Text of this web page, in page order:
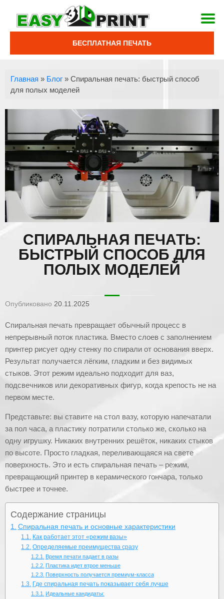
БЕСПЛАТНАЯ ПЕЧАТЬ
Главная » Блог »Спиральная печать: быстрый способ
для полых моделей
СПИРАЛЬНАЯ ПЕЧАТЬ:
БЫСТРЫЙ СПОСОБ ДЛЯ
ПОЛЫХ МОДЕЛЕЙ
Опубликовано 20.11.2025
Спиральная печать превращает обычный процесс в
непрерывный поток пластика. Вместо слоев с заполнением
принтер рисует одну стенку по спирали от основания вверх.
Результат получается лёгким, гладким и без видимых
стыков. Этот режим идеально подходит для ваз,
подсвечников или декоративных фигур, когда крепость не на
первом месте.
Представьте: вы ставите на стол вазу, которую напечатали
за пол часа, а пластику потратили столько же, сколько на
одну игрушку. Никаких внутренних решёток, никаких стыков
по высоте. Просто гладкая, переливающаяся на свете
поверхность. Это и есть спиральная печать – режим,
превращающий принтер в керамического гончара, только
быстрее и точнее.
Содержание страницы
Спиральная печать и основные характеристики
Как работает этот «режим вазы»
Определяемые преимущества сразу
Время печати падает в разы
Пластика идет втрое меньше
Поверхность получается премиум-класса
Где спиральная печать показывает себя лучше
Идеальные кандидаты: